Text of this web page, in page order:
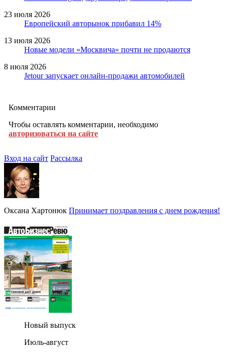
23 июля 2026
Европейский авторынок прибавил 14%
13 июля 2026
Новые модели «Москвича» почти не продаются
8 июля 2026
Jetour запускает онлайн-продажи автомобилей
Комментарии
Чтобы оставлять комментарии, необходимо
авторизоваться на сайте
Вход на сайт Рассылка
Оксана Хартонюк Принимает поздравления с днем рождения!
Новый выпуск
Июль-август